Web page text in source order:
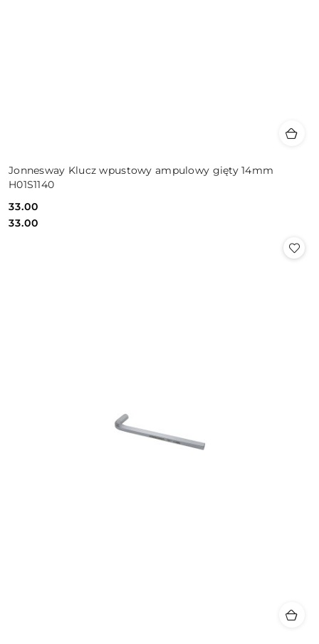
Jonnesway Klucz wpustowy ampulowy gięty 14mm
H01S1140
Cena:
33.00
Cena:
33.00